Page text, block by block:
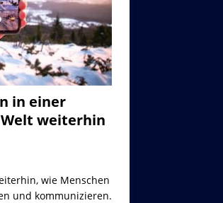
in einer
weiterhin
wie Menschen
und kommunizieren.